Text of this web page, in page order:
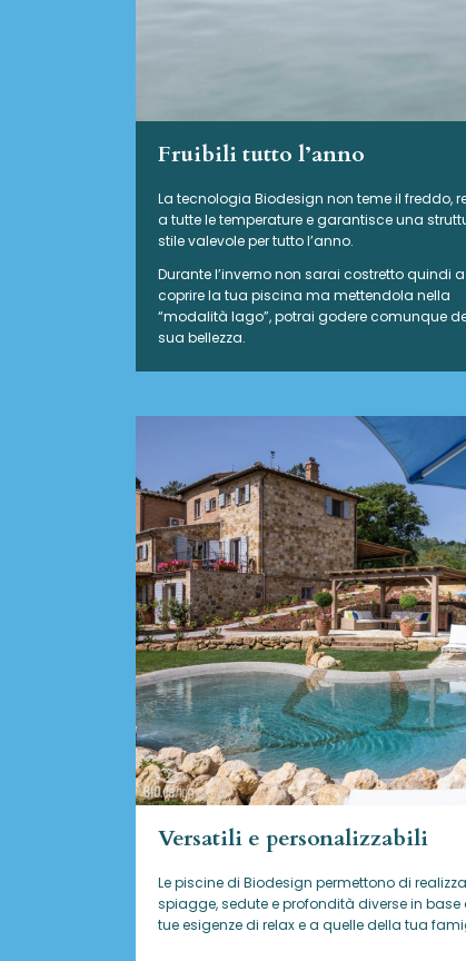
Fruibili tutto l’anno
La tecnologia Biodesign non teme il freddo,
a tutte le temperature e garantisce una
stile valevole per tutto l’anno.
Durante l’inverno non sarai costretto quindi a
coprire la tua piscina ma mettendola nella
“modalità lago”, potrai godere comunque
sua bellezza.
Versatili e personalizzabili
Le piscine di Biodesign permettono di
spiagge, sedute e profondità diverse in base
tue esigenze di relax e a quelle della tua